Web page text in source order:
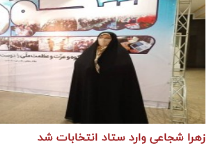
زهرا شجاعی وارد ستاد انتخابات شد